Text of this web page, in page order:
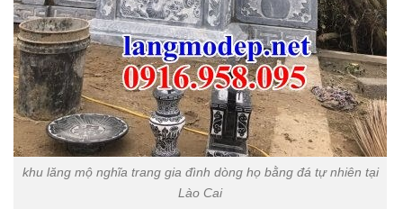
khu lăng mộ nghĩa trang gia đình dòng họ bằng đá tự nhiên tại
Lào Cai